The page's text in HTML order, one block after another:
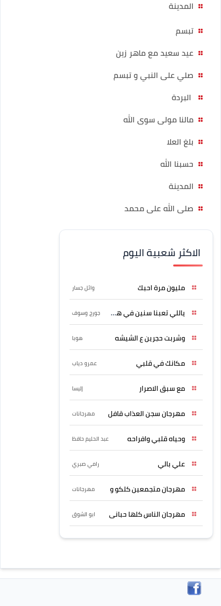
المدينة
تبسم
عيد سعيد مع ماهر زين
صلي على النبي و تبسم
البردة
مالنا مولى سوى الله
بلغ العلا
حسبنا الله
المدينة
صلى الله على محمد
الاكثر شعبية اليوم
مليون مرة احبك وائل جسار
ياللي تعبنا سنين في هواه جورج وسوف
وشربت حجرين ع الشيشه هوبا
مكانك في قلبي عمرو دياب
مع سبق الاصرار إليسا
مهرجان سجن العذاب قافل مهرجانات
وحياه قلبي وافراحه عبد الحليم حافظ
علي بالي رامي صبري
مهرجان متجمعين كلكو و مهرجانات
مهرجان الناس كلها حبانى ابو الشوق